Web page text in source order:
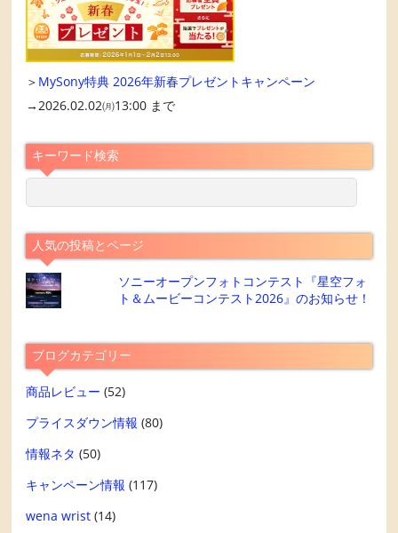
＞ MySony特典 2026年新春プレゼントキャンペーン
→2026.02.02㈪13:00 まで
キーワード検索
人気の投稿とページ
ソニーオープンフォトコンテスト『星空フォ
ト＆ムービーコンテスト2026』のお知らせ！
ブログカテゴリー
商品レビュー (52)
プライスダウン情報 (80)
情報ネタ (50)
キャンペーン情報 (117)
wena wrist (14)